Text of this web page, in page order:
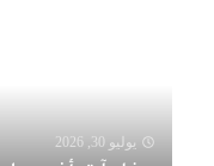
يوليو 30, 2026